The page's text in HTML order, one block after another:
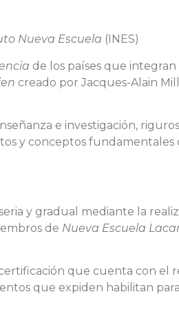
Nueva Escuela (INES)
de los países que integran
creado por Jacques-Alain
e investigación,
y conceptos fundamentales
y gradual mediante la
de Nueva Escuela
que cuenta con el
que expiden habilitan